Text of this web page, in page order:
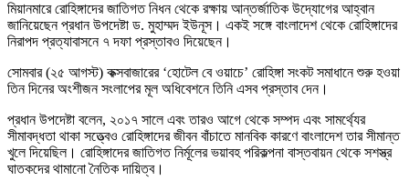
মিয়ানমারে রোহিঙ্গাদের জাতিগত নিধন থেকে রক্ষায় আন্তর্জাতিক উদ্যোগের আহ্বান
জানিয়েছেন প্রধান উপদেষ্টা ড. মুহাম্মদ ইউনূস। একই সঙ্গে বাংলাদেশ থেকে রোহিঙ্গাদের
নিরাপদ প্রত্যাবাসনে ৭ দফা প্রস্তাবও দিয়েছেন।
সোমবার (২৫ আগস্ট) কক্সবাজারের ‘হোটেল বে ওয়াচে’ রোহিঙ্গা সংকট সমাধানে শুরু হওয়া
তিন দিনের অংশীজন সংলাপের মূল অধিবেশনে তিনি এসব প্রস্তাব দেন।
প্রধান উপদেষ্টা বলেন, ২০১৭ সালে এবং তারও আগে থেকে সম্পদ এবং সামর্থ্যের
সীমাবদ্ধতা থাকা সত্ত্বেও রোহিঙ্গাদের জীবন বাঁচাতে মানবিক কারণে বাংলাদেশ তার সীমান্ত
খুলে দিয়েছিল। রোহিঙ্গাদের জাতিগত নির্মূলের ভয়াবহ পরিকল্পনা বাস্তবায়ন থেকে সশস্ত্র
ঘাতকদের থামানো নৈতিক দায়িত্ব।